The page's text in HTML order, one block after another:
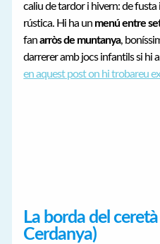
caliu de tardor i hivern: de
rústica. Hi ha un menú entre
fanarròs de muntanya,
darrerer amb jocs infantils si hi
en aquest post on hi trobareu
La borda del
Cerdanya)